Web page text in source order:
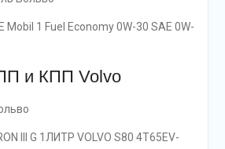
1 Fuel Economy 0W-30 SAE 0W-
и КПП Volvo
III G 1ЛИТР VOLVO S80 4T65EV-